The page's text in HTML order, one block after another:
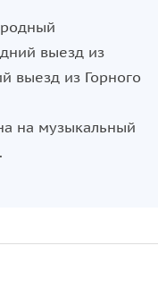
выезд из
выезд из Горного
на музыкальный